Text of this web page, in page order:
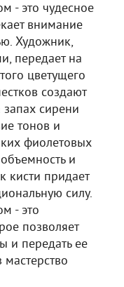
- это чудесное
внимание
Художник,
передает на
цветущего
создают
сирени
тонов и
фиолетовых
и
кисти придает
силу.
- это
позволяет
и передать ее